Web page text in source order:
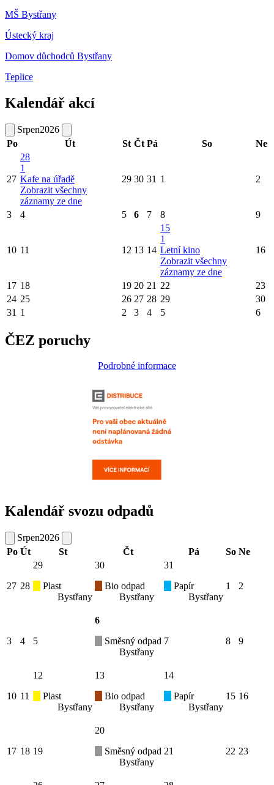
MŠ Bystřany
Ústecký kraj
Domov důchodců Bystřany
Teplice
Kalendář akcí
Srpen2026
Po
Út St Čt Pá So Ne
27
28
1
Kafe na úřadě
Zobrazit všechny
záznamy ze dne
29 30 31 1 2
3 4 5 6 7 8 9
10 11 12 13 14
15
1
Letní kino
Zobrazit všechny
záznamy ze dne
16
17 18 19 20 21 22
23
24 25 26 27 28 29
30
31 1 2 3 4 5 6
ČEZ poruchy
Podrobné informace
Kalendář svozu odpadů
Srpen2026
Po Út St Čt Pá So Ne
27 28
29
Plast
Bystřany
30
Bio odpad
Bystřany
31
Papír
Bystřany
1 2
3 4 5
6
Směsný odpad
Bystřany
7 8 9
10 11
12
Plast
Bystřany
13
Bio odpad
Bystřany
14
Papír
Bystřany
15 16
17 18 19
20
Směsný odpad
Bystřany
21 22 23